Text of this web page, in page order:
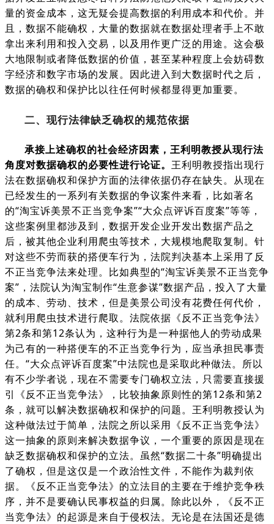
量的资金成本，这无疑会提高数据的利用成本和代价。并
且，数据不能确权，大量的数据就在数据处理者手上不敢
拿出来利用和投入交易，以及用作更广泛的用途。这会极
大地限制或者降低数据的价值，甚至某种程度上会妨碍数
字经济和数字市场的发展。因此进入到大数据时代之后，
数据的确权和保护比以往任何时候都显得更加重要。
二、现行法律缺乏确权的规范依据
承接上述确权的社会经济因素，王利明教授从现行法
角度对数据确权的必要性进行论证。 王利明教授指出现行
法在数据确权和保护方面的法律依据仍存在缺失。从现在
已经发生的一系列有关数据的争议案件来看，比如著名
的“淘宝诉美景不正当竞争案”“大众点评诉百度案”等等，
这些案例里都涉及到，数据开发企业开发出数据产品之
后，被其他企业利用爬虫等技术，大规模地爬取复制。针
对这些不劳而获的搭便车行为，法院判决基本上采用了反
不正当竞争法来处理。比如典型的“淘宝诉美景不正当竞争
案”，法院认为淘宝制作“生意参谋”数据产品，投入了大量
的成本、劳动、技术，但是美景公司没有花费任何代价，
就利用爬虫技术进行爬取。法院依据《反不正当竞争法》
第2条和第12条认为，这种行为是一种据他人的劳动成果
为己有的一种搭便车的不正当竞争行为，应当承担民事责
任。“大众点评诉百度案”中法院也是采取此种做法。所以
有不少学者说，现在不需要专门确权立法，只需要直接援
引《反不正当竞争法》，比较抽象原则性的第12条和第2
条，就可以解决数据确权和保护的问题。王利明教授认为
这种做法过于简单，法院之所以采用《反不正当竞争法》
这一抽象的原则来解决数据争议，一个重要的原因是现在
缺乏数据确权和保护的立法。虽然“数据二十条”明确提出
了确权，但是这仅是一个政治性文件，不能作为裁判依
据。《反不正当竞争法》的立法目的主要在于维护竞争秩
序，并不是要确认民事权益的归属。除此以外，《反不正
当竞争法》的起源是来自于侵权法。无论是在法国还是德